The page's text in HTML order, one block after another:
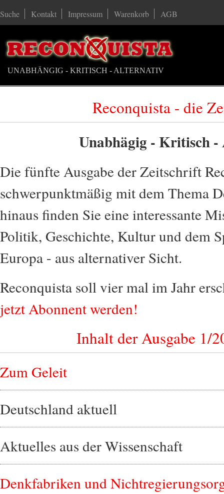
Suche Kontakt Impressum Warenkorb AGB
UNABHÄNGIG - KRITISCH - ALTERNATIV
Reconquista - die
Unabhägig - Kritisch
Die fünfte Ausgabe der Zeitschrift
schwerpunktmäßig mit dem Thema
hinaus finden Sie eine interessante
Politik, Geschichte, Kultur und dem
Europa - aus alternativer Sicht.
Reconquista soll vier mal im Jahr
jetzt Abonnent werden!
Inhalt der Ausgabe 1/
Zum Geleit
Deutschland aktuell
Aktuelles aus der Wissenschaft
Denkfabriken und